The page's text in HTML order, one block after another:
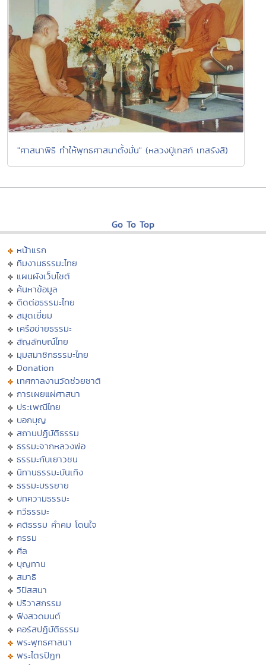
"ศาสนาพิธี ทำให้พุทธศาสนาตั้งมั่น" (หลวงปู่เทสก์ เทสรังสี)
Go To Top
หน้าแรก
ทีมงานธรรมะไทย
แผนผังเว็บไซต์
ค้นหาข้อมูล
ติดต่อธรรมะไทย
สมุดเยี่ยม
เครือข่ายธรรมะ
สัญลักษณ์ไทย
มุมสมาชิกธรรมะไทย
Donation
เทศกาลงานวัดช่วยชาติ
การเผยแผ่ศาสนา
ประเพณีไทย
บอกบุญ
สถานปฏิบัติธรรม
ธรรมะจากหลวงพ่อ
ธรรมะกับเยาวชน
นิทานธรรมะบันเทิง
ธรรมะบรรยาย
บทความธรรมะ
กวีธรรมะ
คติธรรม คำคม โดนใจ
กรรม
ศีล
บุญทาน
สมาธิ
วิปัสสนา
ปริวาสกรรม
ฟังสวดมนต์
คอร์สปฏิบัติธรรม
พระพุทธศาสนา
พระไตรปิฏก